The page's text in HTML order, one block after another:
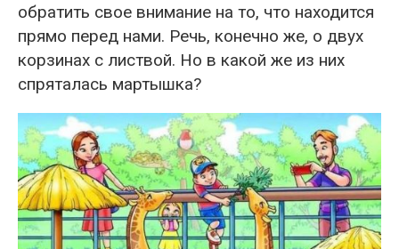
обратить свое внимание на то, что находится
прямо перед нами. Речь, конечно же, о двух
корзинах с листвой. Но в какой же из них
спряталась мартышка?